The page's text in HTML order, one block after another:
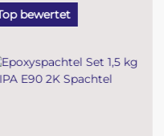
Top bewertet